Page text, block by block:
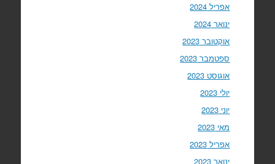
אפריל 2024
ינואר 2024
אוקטובר 2023
ספטמבר 2023
אוגוסט 2023
יולי 2023
יוני 2023
מאי 2023
אפריל 2023
ינואר 2023